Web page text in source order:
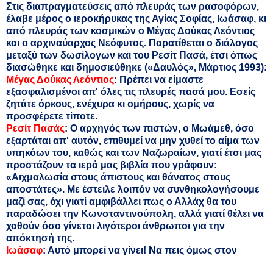
Στις διαπραγματεύσεις από πλευράς των ρασοφόρων,
έλαβε μέρος ο ιεροκήρυκας της Αγίας Σοφίας, Ιωάσαφ, κι
από πλευράς των κοσμικών ο Μέγας Δούκας Λεόντιος
και ο αρχιναύαρχος Νεόφυτος. Παρατίθεται ο διάλογος
μεταξύ των δωσίλογων και του Ρεσίτ Πασά, έτσι όπως
διασώθηκε και δημοσιεύθηκε («Δαυλός», Μάρτιος 1993):
Μέγας Δούκας Λεόντιος: Πρέπει να είμαστε
εξασφαλισμένοι απ' όλες τις πλευρές πασά μου. Εσείς
ζητάτε όρκους, ενέχυρα κι ομήρους, χωρίς να
προσφέρετε τίποτε.
Ρεσίτ Πασάς: Ο αρχηγός των πιστών, ο Μωάμεθ, όσο
εξαρτάται απ' αυτόν, επιθυμεί να μην χυθεί το αίμα των
υπηκόων του, καθώς και των Ναζωραίων, γιατί έτσι μας
προστάζουν τα ιερά μας βιβλία που γράφουν:
«Αιχμαλωσία στους άπιστους και θάνατος στους
αποστάτες». Με έστειλε λοιπόν να συνθηκολογήσουμε
μαζί σας, όχι γιατί αμφιβάλλει πως ο Αλλάχ θα του
παραδώσει την Κωνσταντινούπολη, αλλά γιατί θέλει να
χαθούν όσο γίνεται λιγότεροι άνθρωποι για την
απόκτησή της.
Ιωάσαφ: Αυτό μπορεί να γίνει! Να πεις όμως στον